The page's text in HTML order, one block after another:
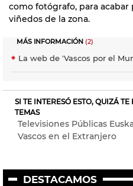
como fotógrafo, para
viñedos de la zona.
MÁS INFORMACIÓN (2)
La web de 'Vascos por el
SI TE INTERESÓ ESTO, QUIZÁ TE
TEMAS
Televisiones Públicas
Vascos en el Extranjero
DESTACAMOS